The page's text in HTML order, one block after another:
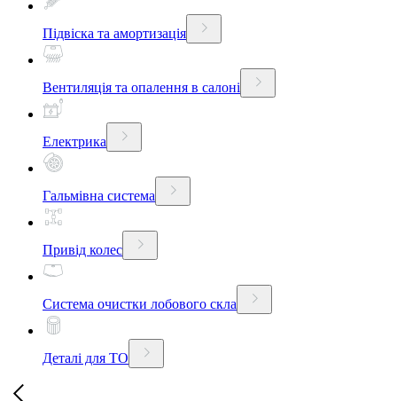
Підвіска та амортизація
Вентиляція та опалення в салоні
Електрика
Гальмівна система
Привід колес
Система очистки лобового скла
Деталі для ТО